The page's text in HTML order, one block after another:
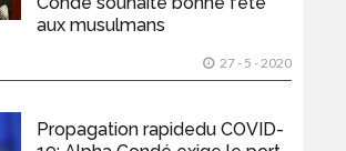
aux musulmans
27 - 5 - 2020
Propagation rapidedu COVID-